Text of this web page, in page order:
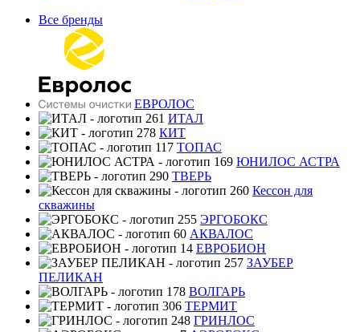
Все бренды
ЕВРОЛОС
ИТАЛ
КИТ
ТОПАС
ЮНИЛОС АСТРА
ТВЕРЬ
Кессон для
скважины
ЭРГОБОКС
АКВАЛОС
ЕВРОБИОН
ЗАУБЕР
ПЕЛИКАН
ВОЛГАРЬ
ТЕРМИТ
ГРИНЛОС